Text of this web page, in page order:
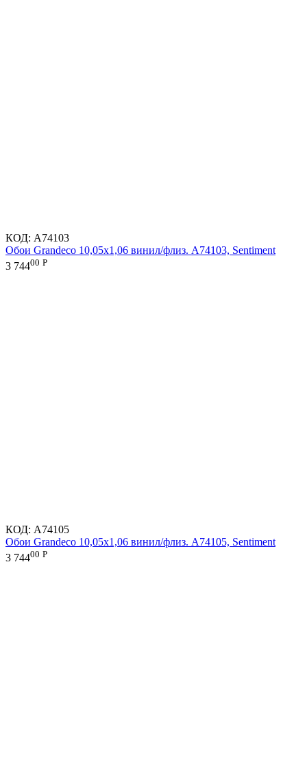
КОД: A74103
Обои Grandeco 10,05х1,06 винил/флиз. A74103, Sentiment
3 74400 Р
КОД: A74105
Обои Grandeco 10,05х1,06 винил/флиз. A74105, Sentiment
3 74400 Р